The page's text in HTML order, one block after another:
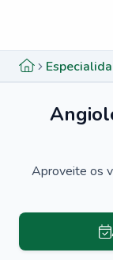
Aproveite os